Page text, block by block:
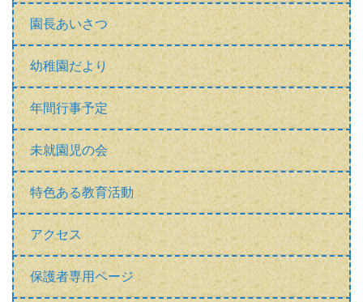
園長あいさつ
幼稚園だより
年間行事予定
未就園児の会
特色ある教育活動
アクセス
保護者専用ページ